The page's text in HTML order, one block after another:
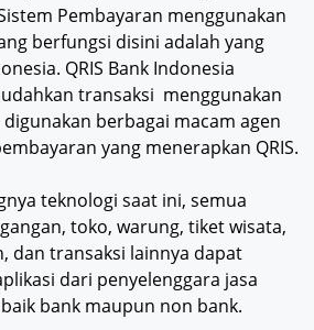
Pembayaran menggunakan
berfungsi disini adalah yang
QRIS Bank Indonesia
transaksi menggunakan
digunakan berbagai macam agen
yang menerapkan QRIS.
teknologi saat ini, semua
toko, warung, tiket wisata,
dan transaksi lainnya dapat
dari penyelenggara jasa
bank maupun non bank.